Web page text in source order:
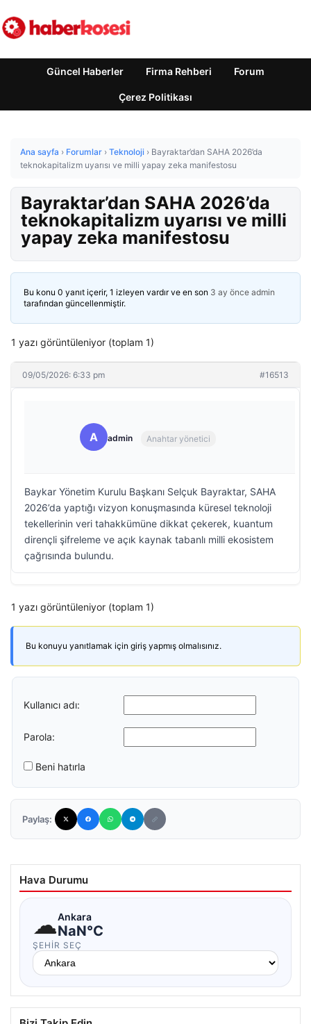
Güncel Haberler Firma Rehberi Forum
Çerez Politikası
Ana sayfa › Forumlar › Teknoloji › Bayraktar’dan SAHA 2026’da
teknokapitalizm uyarısı ve milli yapay zeka manifestosu
Bayraktar’dan SAHA 2026’da
teknokapitalizm uyarısı ve milli
yapay zeka manifestosu
Bu konu 0 yanıt içerir, 1 izleyen vardır ve en son 3 ay önce admin
tarafından güncellenmiştir.
1 yazı görüntüleniyor (toplam 1)
09/05/2026: 6:33 pm #16513
A admin Anahtar yönetici
Baykar Yönetim Kurulu Başkanı Selçuk Bayraktar, SAHA
2026’da yaptığı vizyon konuşmasında küresel teknoloji
tekellerinin veri tahakkümüne dikkat çekerek, kuantum
dirençli şifreleme ve açık kaynak tabanlı milli ekosistem
çağrısında bulundu.
1 yazı görüntüleniyor (toplam 1)
Bu konuyu yanıtlamak için giriş yapmış olmalısınız.
Kullanıcı adı:
Parola:
Beni hatırla
Paylaş:
Hava Durumu
☁Ankara
NaN°C
ŞEHIR SEÇ